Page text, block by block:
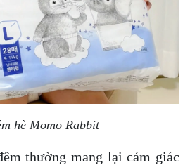
hè Momo Rabbit
thường mang lại cảm giác